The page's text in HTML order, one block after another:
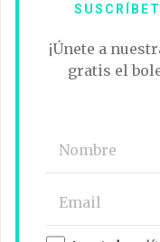
¡Únete a
gratis el